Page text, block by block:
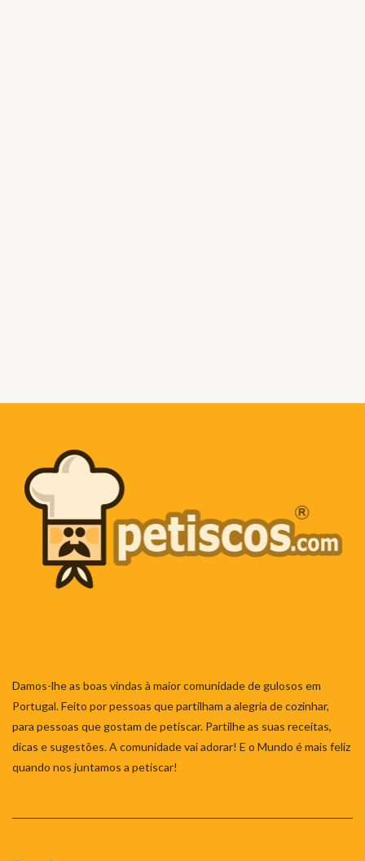
Damos-lhe as boas vindas à maior comunidade de gulosos em
Portugal. Feito por pessoas que partilham a alegria de cozinhar,
para pessoas que gostam de petiscar. Partilhe as suas receitas,
dicas e sugestões. A comunidade vai adorar! E o Mundo é mais feliz
quando nos juntamos a petiscar!